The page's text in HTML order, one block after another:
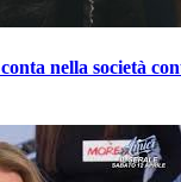
nella società